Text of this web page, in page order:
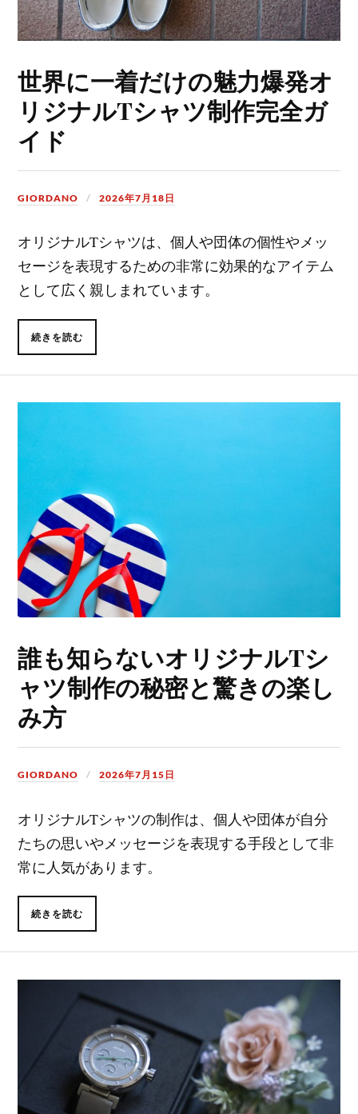
世界に一着だけの魅力爆発オ
リジナルTシャツ制作完全ガ
イド
GIORDANO 2026年7月18日
オリジナルTシャツは、個人や団体の個性やメッ
セージを表現するための非常に効果的なアイテム
として広く親しまれています。
続きを読む
誰も知らないオリジナルTシ
ャツ制作の秘密と驚きの楽し
み方
GIORDANO 2026年7月15日
オリジナルTシャツの制作は、個人や団体が自分
たちの思いやメッセージを表現する手段として非
常に人気があります。
続きを読む